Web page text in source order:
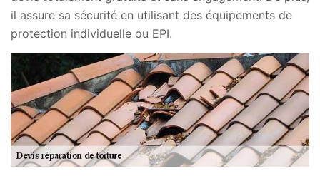
il assure sa sécurité en utilisant des équipements de
protection individuelle ou EPI.